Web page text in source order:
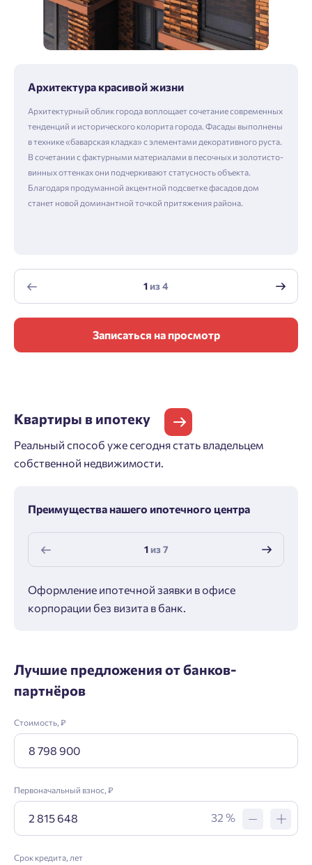
Архитектура красивой жизни
Архитектурный облик города воплощает сочетание современных
тенденций и исторического колорита города. Фасады выполнены
в технике «баварская кладка» с элементами декоративного руста.
В сочетании с фактурными материалами в песочных и золотисто-
винных оттенках они подчеркивают статусность объекта.
Благодаря продуманной акцентной подсветке фасадов дом
станет новой доминантной точкой притяжения района.
1из4
Записаться на просмотр
Квартиры в ипотеку
Реальный способ уже сегодня стать владельцем
собственной недвижимости.
Преимущества нашего ипотечного центра
1из7
Оформление ипотечной заявки в офисе
корпорации без визита в банк.
Лучшие предложения от банков-
партнёров
Стоимость, ₽
Первоначальный взнос, ₽
32 %
Срок кредита, лет